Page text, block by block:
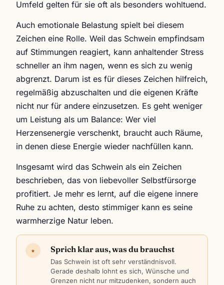
Umfeld gelten für sie oft als besonders wohltuend.
Auch emotionale Belastung spielt bei diesem
Zeichen eine Rolle. Weil das Schwein empfindsam
auf Stimmungen reagiert, kann anhaltender Stress
schneller an ihm nagen, wenn es sich zu wenig
abgrenzt. Darum ist es für dieses Zeichen hilfreich,
regelmäßig abzuschalten und die eigenen Kräfte
nicht nur für andere einzusetzen. Es geht weniger
um Leistung als um Balance: Wer viel
Herzensenergie verschenkt, braucht auch Räume,
in denen diese Energie wieder nachfüllen kann.
Insgesamt wird das Schwein als ein Zeichen
beschrieben, das von liebevoller Selbstfürsorge
profitiert. Je mehr es lernt, auf die eigene innere
Ruhe zu achten, desto stimmiger kann es seine
warmherzige Natur leben.
★ Sprich klar aus, was du brauchst
Das Schwein ist oft sehr verständnisvoll.
Gerade deshalb lohnt es sich, Wünsche und
Grenzen nicht nur mitzudenken, sondern auch